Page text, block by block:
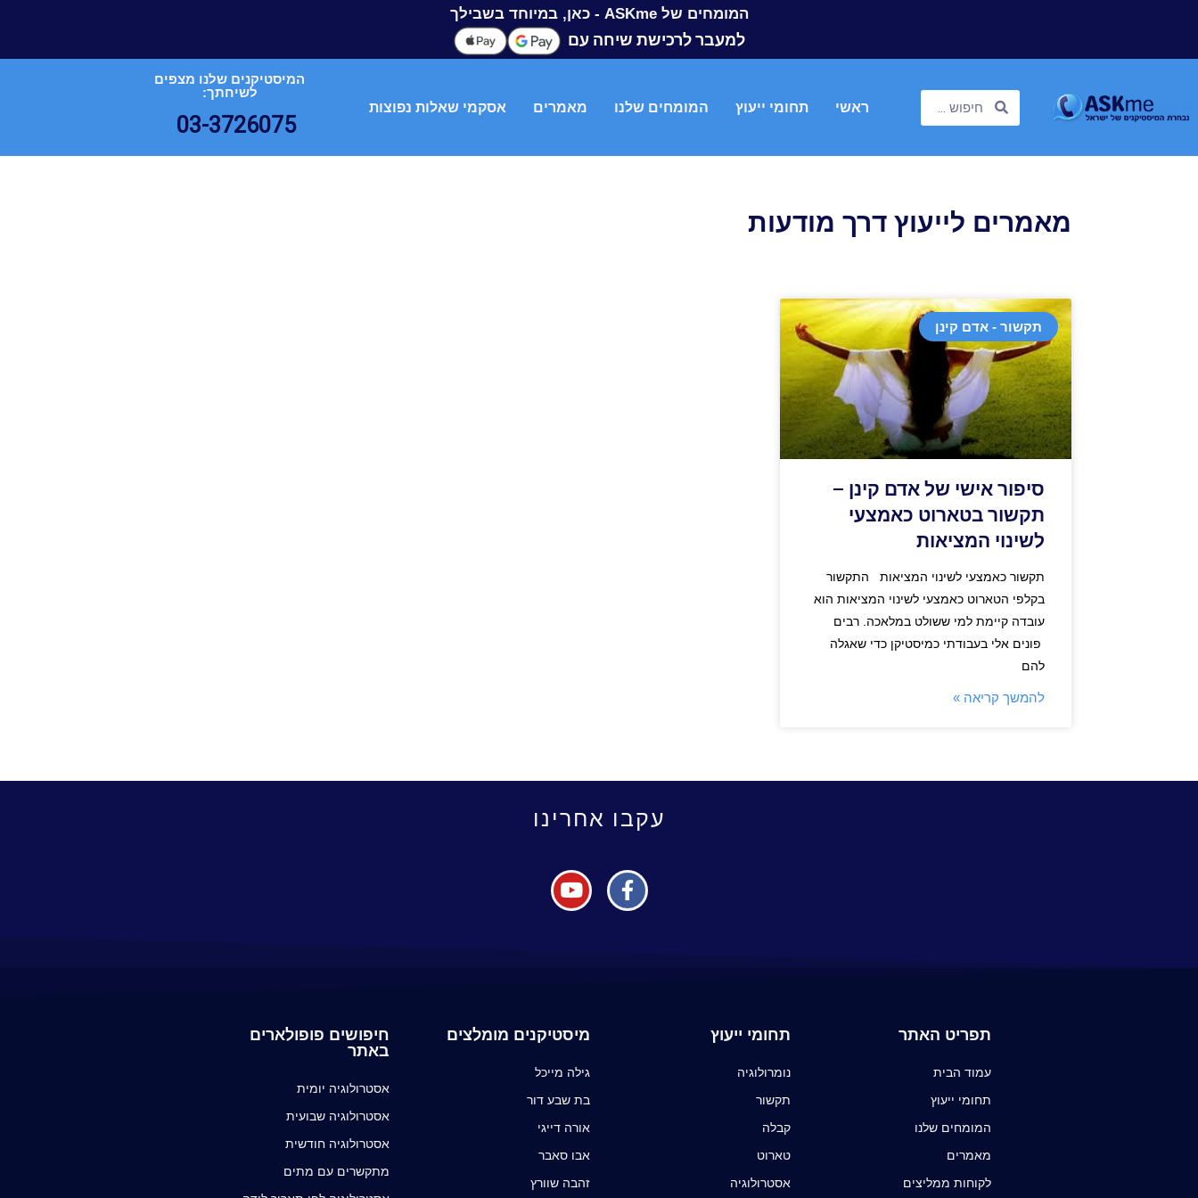
המומחים של ASKme - כאן, במיוחד בשבילך
למעבר לרכישת שיחה עם
ראשי תחומי ייעוץ המומחים שלנו מאמרים אסקמי שאלות נפוצות
המיסטיקנים שלנו מצפים
לשיחתך:
03-3726075
מאמרים לייעוץ דרך מודעות
תקשור - אדם קינן
סיפור אישי של אדם קינן –
תקשור בטארוט כאמצעי
לשינוי המציאות
תקשור כאמצעי לשינוי המציאות התקשור
בקלפי הטארוט כאמצעי לשינוי המציאות הוא
עובדה קיימת למי ששולט במלאכה. רבים
פונים אלי בעבודתי כמיסטיקן כדי שאגלה
להם
להמשך קריאה »
עקבו אחרינו
תפריט האתר
עמוד הבית
תחומי ייעוץ
המומחים שלנו
מאמרים
לקוחות ממליצים
תחומי ייעוץ
נומרולוגיה
תקשור
קבלה
טארוט
אסטרולוגיה
מיסטיקנים מומלצים
גילה מייכל
בת שבע דור
אורה דייגי
אבו סאבר
זהבה שוורץ
חיפושים פופולארים
באתר
אסטרולוגיה יומית
אסטרולוגיה שבועית
אסטרולוגיה חודשית
מתקשרים עם מתים